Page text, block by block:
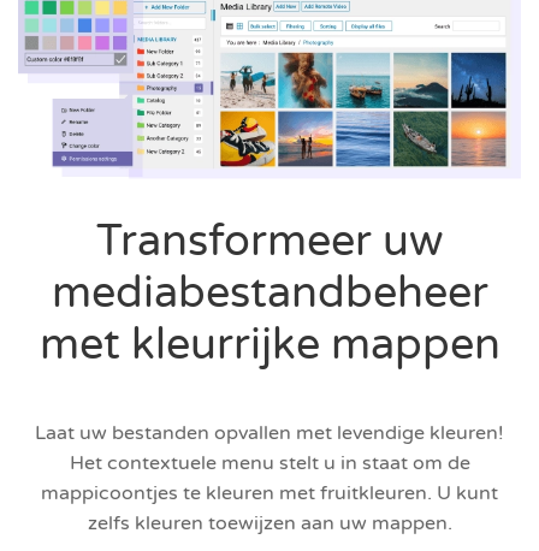
Transformeer uw
mediabestandbeheer
met kleurrijke mappen
Laat uw bestanden opvallen met levendige kleuren!
Het contextuele menu stelt u in staat om de
mappicoontjes te kleuren met fruitkleuren. U kunt
zelfs kleuren toewijzen aan uw mappen.